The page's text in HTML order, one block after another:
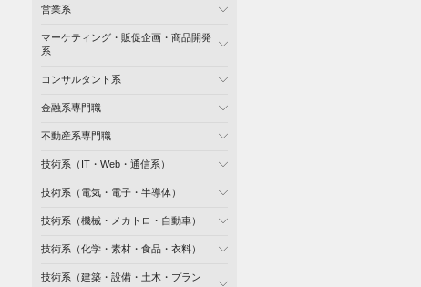
営業系
マーケティング・販促企画・商品開発
系
コンサルタント系
金融系専門職
不動産系専門職
技術系（IT・Web・通信系）
技術系（電気・電子・半導体）
技術系（機械・メカトロ・自動車）
技術系（化学・素材・食品・衣料）
技術系（建築・設備・土木・プラン